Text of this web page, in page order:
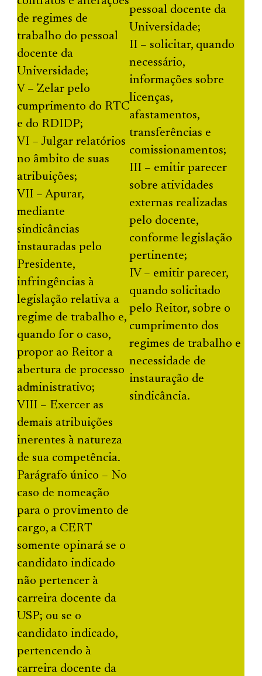
de regimes de
trabalho do pessoal
docente da
Universidade;
V – Zelar pelo
cumprimento do RTC
e do RDIDP;
VI – Julgar relatórios
no âmbito de suas
atribuições;
VII – Apurar,
mediante
sindicâncias
instauradas pelo
Presidente,
infringências à
legislação relativa a
regime de trabalho e,
quando for o caso,
propor ao Reitor a
abertura de processo
administrativo;
VIII – Exercer as
demais atribuições
inerentes à natureza
de sua competência.
Parágrafo único – No
caso de nomeação
para o provimento de
cargo, a CERT
somente opinará se o
candidato indicado
não pertencer à
carreira docente da
USP; ou se o
candidato indicado,
pertencendo à
carreira docente da
pessoal docente da
Universidade;
II – solicitar, quando
necessário,
informações sobre
licenças,
afastamentos,
transferências e
comissionamentos;
III – emitir parecer
sobre atividades
externas realizadas
pelo docente,
conforme legislação
pertinente;
IV – emitir parecer,
quando solicitado
pelo Reitor, sobre o
cumprimento dos
regimes de trabalho e
necessidade de
instauração de
sindicância.